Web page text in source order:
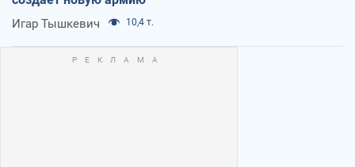
Игар Тышкевич 10,4 т.